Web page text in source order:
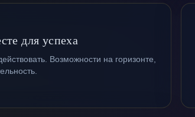
для успеха
Возможности на горизонте,